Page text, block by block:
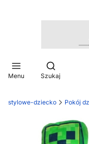
Menu
Otwórz
Szukaj
stylowe-dziecko Pokój